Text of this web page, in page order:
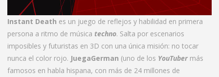
Instant Death es un juego de reflejos y habilidad en primera
persona a ritmo de música techno. Salta por escenarios
imposibles y futuristas en 3D con una única misión: no tocar
nunca el color rojo. JuegaGerman (uno de los YouTubermás
famosos en habla hispana, con más de 24 millones de